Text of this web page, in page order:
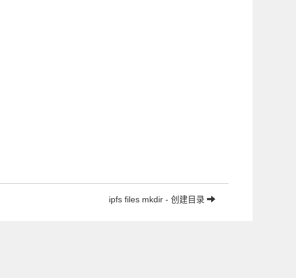
ipfs files mkdir - 创建目录